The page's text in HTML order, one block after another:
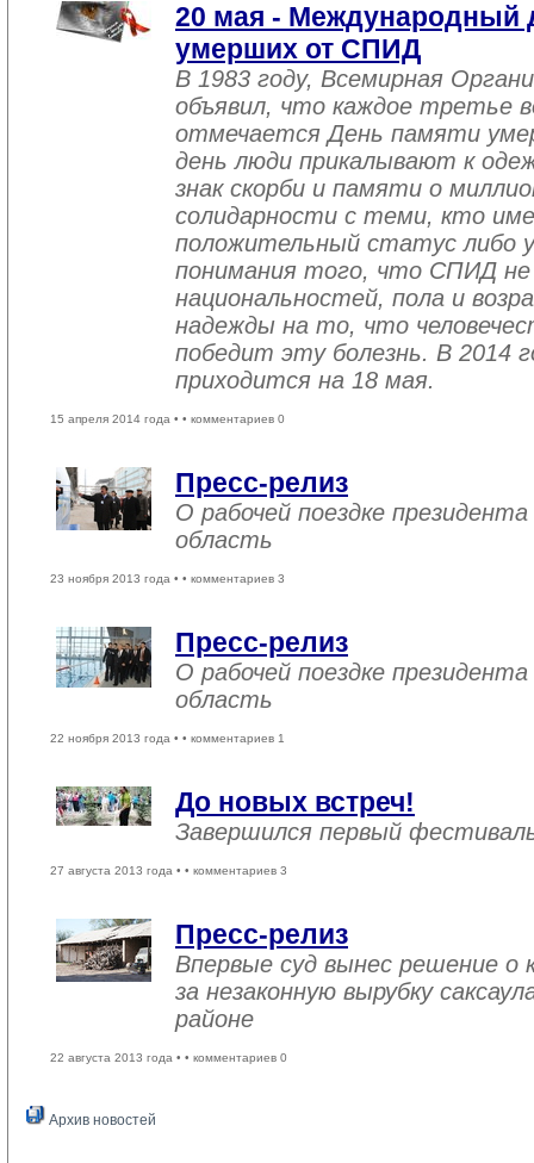
20 мая - Международный
умерших от СПИД
В 1983 году, Всемирная
объявил, что каждое третье
отмечается День памяти
день люди прикалывают к
знак скорби и памяти о
солидарности с теми, кто
положительный статус либо
понимания того, что СПИД
национальностей, пола и
надежды на то, что
победит эту болезнь. В 2014
приходится на 18 мая.
15 апреля 2014 года • • комментариев 0
Пресс-релиз
О рабочей поездке
область
23 ноября 2013 года • • комментариев 3
Пресс-релиз
О рабочей поездке
область
22 ноября 2013 года • • комментариев 1
До новых встреч!
Завершился первый
27 августа 2013 года • • комментариев 3
Пресс-релиз
Впервые суд вынес решение о
за незаконную вырубку
районе
22 августа 2013 года • • комментариев 0
Архив новостей